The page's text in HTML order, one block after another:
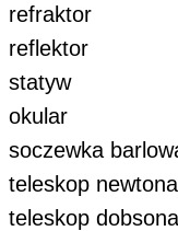
refraktor
reflektor
statyw
okular
soczewka
teleskop newtona
teleskop dobsona